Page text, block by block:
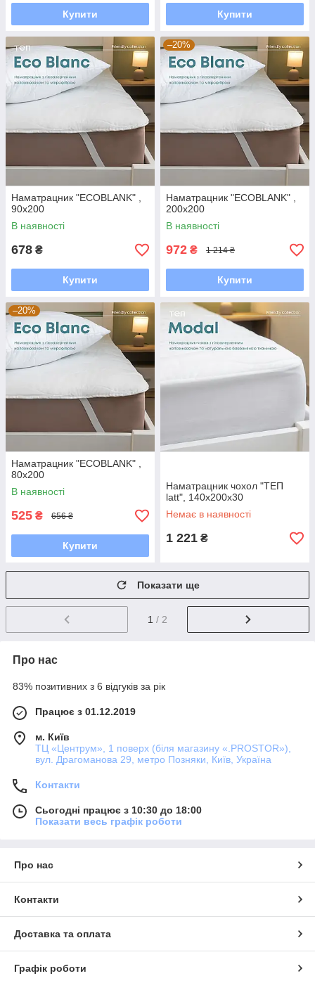
Купити Купити
Наматрацник "ECOBLANK" ,
90x200
В наявності
678 ₴
Купити
–20%
Наматрацник "ECOBLANK" ,
200x200
В наявності
972 ₴ 1 214 ₴
Купити
–20%
Наматрацник "ECOBLANK" ,
80x200
В наявності
525 ₴ 656 ₴
Купити
Наматрацник чохол "ТЕП
latt", 140x200x30
Немає в наявності
1 221 ₴
Показати ще
1 / 2
Про нас
83% позитивних з 6 відгуків за рік
Працює з 01.12.2019
м. Київ
ТЦ «Центрум», 1 поверх (біля магазину «.PROSTOR»),
вул. Драгоманова 29, метро Позняки, Київ, Україна
Контакти
Сьогодні працює з 10:30 до 18:00
Показати весь графік роботи
Про нас
Контакти
Доставка та оплата
Графік роботи